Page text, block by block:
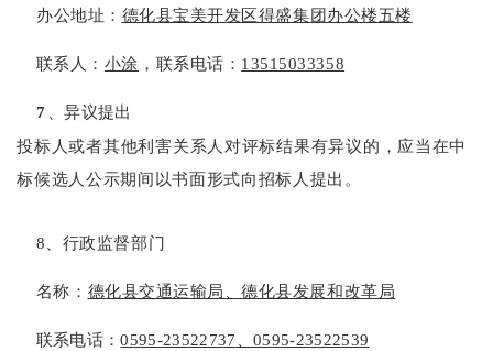
办公地址： 德化县宝美开发区得盛集团办公楼五楼
联系人： 小涂 ，联系电话： 13515033358
7
、异议提出
投标人或者其他利害关系人对评标结果有异议的 ，应当在中
标候选人公示期间以书面形式向招标人提出 。
8、行政监督部门
名称： 德化县交通运输局 、德化县发展和改革局
联系电话：0595-23522737 、0595-23522539